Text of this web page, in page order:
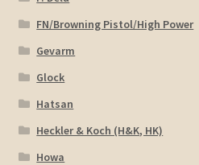
FN/Browning Pistol/High Power
Gevarm
Glock
Hatsan
Heckler & Koch (H&K, HK)
Howa